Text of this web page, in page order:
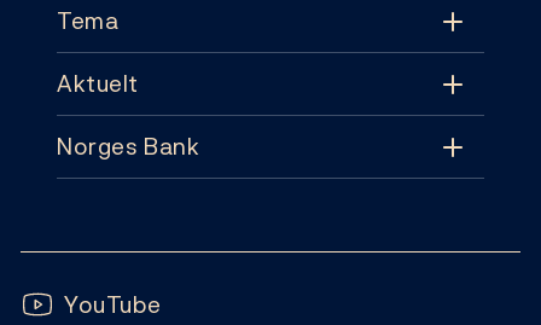
Tema
Tema
Pengepolitikk
Sedler og mynter
Aktuelt
Aktuelt
Publikasjoner
Norges Bank
Abonnement
Følg oss:
YouTube